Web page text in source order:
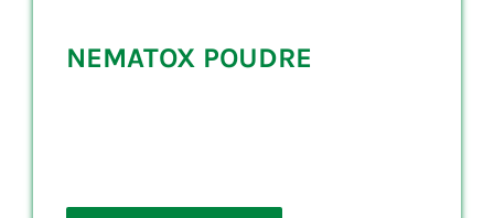
NEMATOX POUDRE